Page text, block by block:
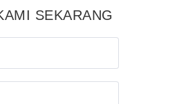
SEKARANG